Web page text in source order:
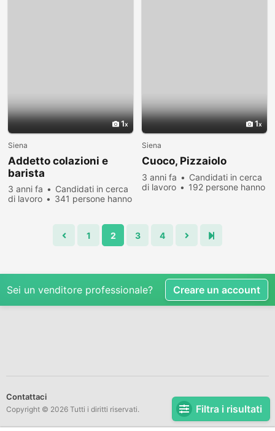
Filtra i risultati
1
Siena
Addetto colazioni e
barista
3 anni fa
Candidati in cerca
di lavoro
341 persone hanno
1
Siena
Cuoco, Pizzaiolo
3 anni fa
Candidati in cerca
di lavoro
192 persone hanno
1 2 3 4
Sei un venditore professionale? Creare un account
Contattaci
Copyright © 2026 Tutti i diritti riservati.